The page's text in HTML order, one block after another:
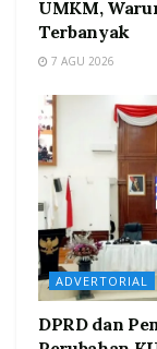
UMKM,
Terbanyak
7 AGU 2026
ADVERTORIAL
DPRD dan